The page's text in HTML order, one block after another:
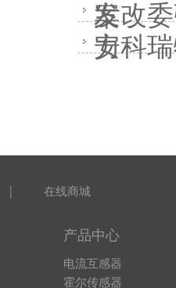
案
发改
力
安科
| 在线商城
产品中心
电流互感器
霍尔传感器